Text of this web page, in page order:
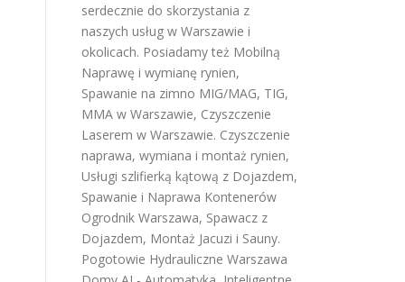
serdecznie do skorzystania z
naszych usług w Warszawie i
okolicach. Posiadamy też Mobilną
Naprawę i wymianę rynien,
Spawanie na zimno MIG/MAG, TIG,
MMA w Warszawie, Czyszczenie
Laserem w Warszawie. Czyszczenie
naprawa, wymiana i montaż rynien,
Usługi szlifierką kątową z Dojazdem,
Spawanie i Naprawa Kontenerów
Ogrodnik Warszawa, Spawacz z
Dojazdem, Montaż Jacuzi i Sauny.
Pogotowie Hydrauliczne Warszawa